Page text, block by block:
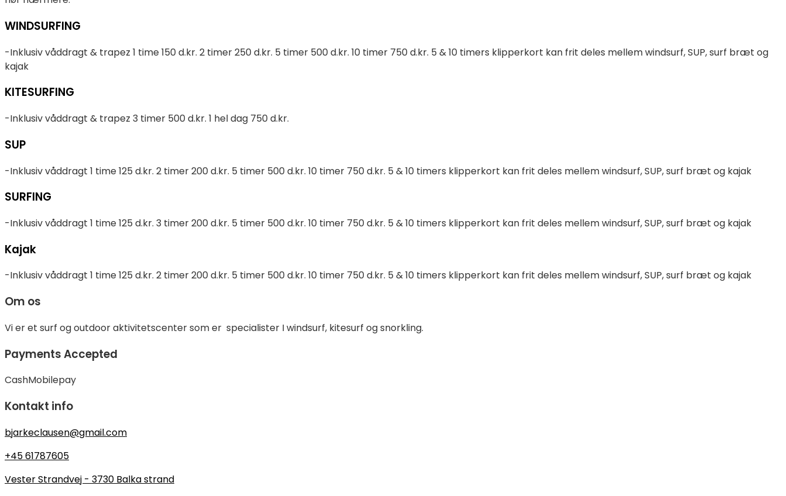
WINDSURFING
-Inklusiv våddragt & trapez 1 time 150 d.kr. 2 timer 250 d.kr. 5 timer 500 d.kr. 10 timer 750 d.kr. 5 & 10 timers klipperkort kan frit deles mellem windsurf, SUP, surf bræt og
kajak
KITESURFING
-Inklusiv våddragt & trapez 3 timer 500 d.kr. 1 hel dag 750 d.kr.
SUP
-Inklusiv våddragt 1 time 125 d.kr. 2 timer 200 d.kr. 5 timer 500 d.kr. 10 timer 750 d.kr. 5 & 10 timers klipperkort kan frit deles mellem windsurf, SUP, surf bræt og kajak
SURFING
-Inklusiv våddragt 1 time 125 d.kr. 3 timer 200 d.kr. 5 timer 500 d.kr. 10 timer 750 d.kr. 5 & 10 timers klipperkort kan frit deles mellem windsurf, SUP, surf bræt og kajak
Kajak
-Inklusiv våddragt 1 time 125 d.kr. 2 timer 200 d.kr. 5 timer 500 d.kr. 10 timer 750 d.kr. 5 & 10 timers klipperkort kan frit deles mellem windsurf, SUP, surf bræt og kajak
Om os
Vi er et surf og outdoor aktivitetscenter som er specialister I windsurf, kitesurf og snorkling.
Payments Accepted
CashMobilepay
Kontakt info
bjarkeclausen@gmail.com
+45 61787605
Vester Strandvej - 3730 Balka strand